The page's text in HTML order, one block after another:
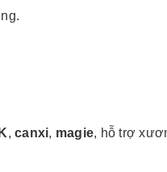
, canxi, magie, hỗ trợ